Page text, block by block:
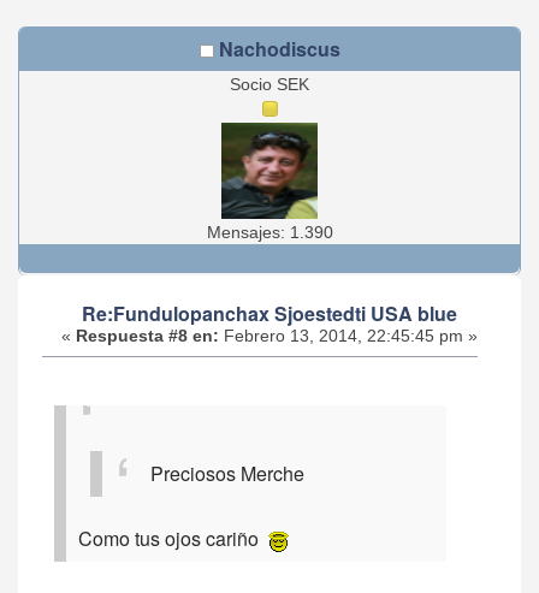
Nachodiscus
Socio SEK
Mensajes: 1.390
Re:Fundulopanchax Sjoestedti USA blue
« Respuesta #8 en: Febrero 13, 2014, 22:45:45 pm »
Preciosos Merche
Como tus ojos cariño